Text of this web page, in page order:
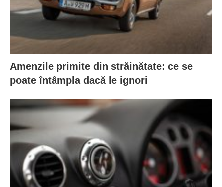
Amenzile primite din străinătate: ce se
poate întâmpla dacă le ignori